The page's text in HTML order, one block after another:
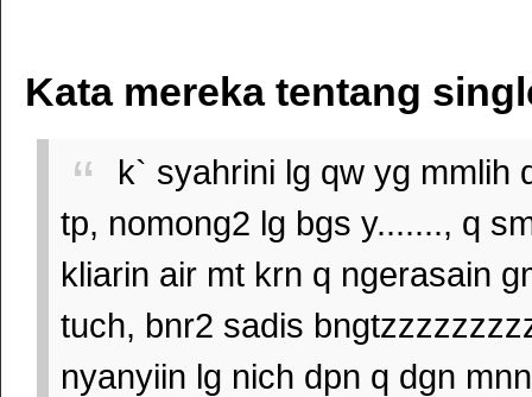
Kata mereka tentang
k` syahrini lg qw yg mmlih
tp, nomong2 lg bgs y......., q
kliarin air mt krn q ngerasain
tuch, bnr2 sadis
nyanyiin lg nich dpn q dgn